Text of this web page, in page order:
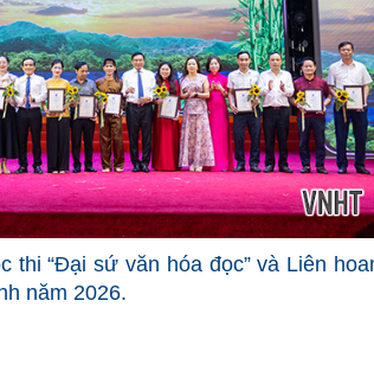
thi “Đại sứ văn hóa đọc” và Liên
năm 2026.